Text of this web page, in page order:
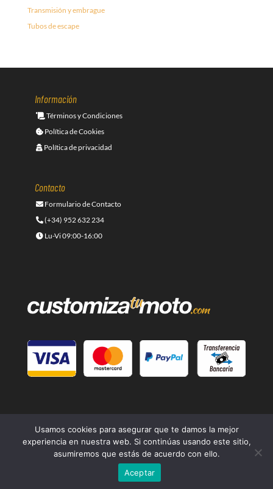
Transmisión y embrague
Tubos de escape
Información
Términos y Condiciones
Política de Cookies
Política de privacidad
Contacto
Formulario de Contacto
(+34) 952 632 234
Lu-Vi 09:00-16:00
Cafe Racer Moto- Una página web del grupo
| DiseñoBranding Builders
Usamos cookies para asegurar que te damos la mejor
experiencia en nuestra web. Si continúas usando este sitio,
asumiremos que estás de acuerdo con ello.
Aceptar